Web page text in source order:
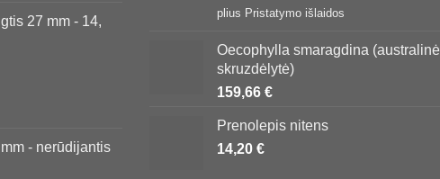
27 mm - 14,
- nerūdijantis
plius Pristatymo išlaidos
Oecophylla smaragdina (australinė
skruzdėlytė)
159,66 €
Prenolepis nitens
14,20 €